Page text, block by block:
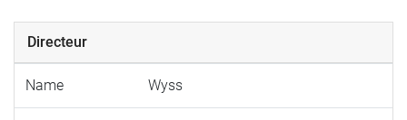
Directeur
Name Wyss